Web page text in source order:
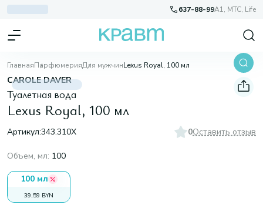
637-88-99A1, МТС, Life
ГлавнаяПарфюмерияДля мужчинLexus Royal, 100 мл
CAROLE DAVER
Туалетная вода
Lexus Royal, 100 мл
Артикул:343.310X 0Оставить отзыв
Объем, мл: 100
100 мл
39,59 BYN